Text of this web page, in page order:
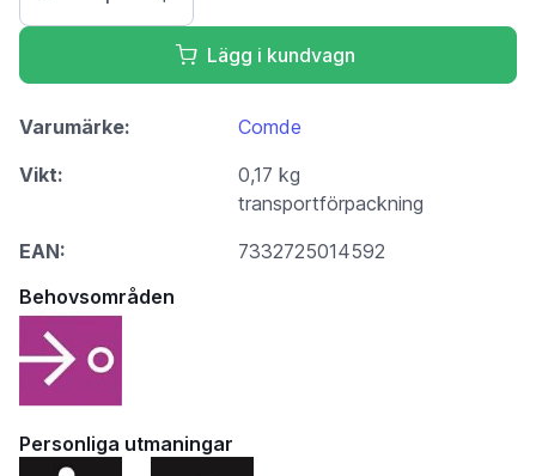
Lägg i kundvagn
Varumärke:
Comde
Vikt:
0,17 kg
transportförpackning
EAN:
7332725014592
Behovsområden
Personliga utmaningar